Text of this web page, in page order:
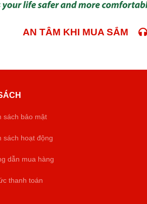
AN TÂM KHI MUA SẮM
sách bảo mật
sách hoạt động
dẫn mua hàng
thanh toán